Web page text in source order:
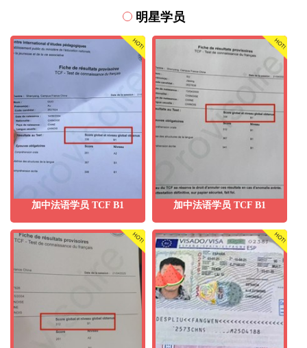
明星学员
加中法语学员 TCF B1 加中法语学员 TCF B1